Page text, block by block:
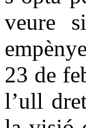
veure
23 de
l’ull